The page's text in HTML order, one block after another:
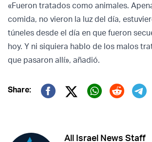
«Fueron tratados como animales.
comida, no vieron la luz del día,
túneles desde el día en que fueron
hoy. Y ni siquiera hablo de los malos
que pasaron allí», añadió.
Share:
Twitter (X)
All Israel News Staff